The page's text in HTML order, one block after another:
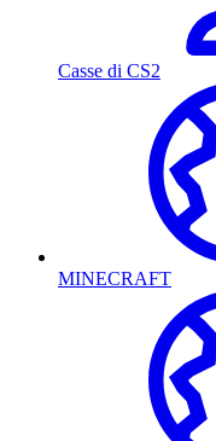
Casse di CS2
MINECRAFT